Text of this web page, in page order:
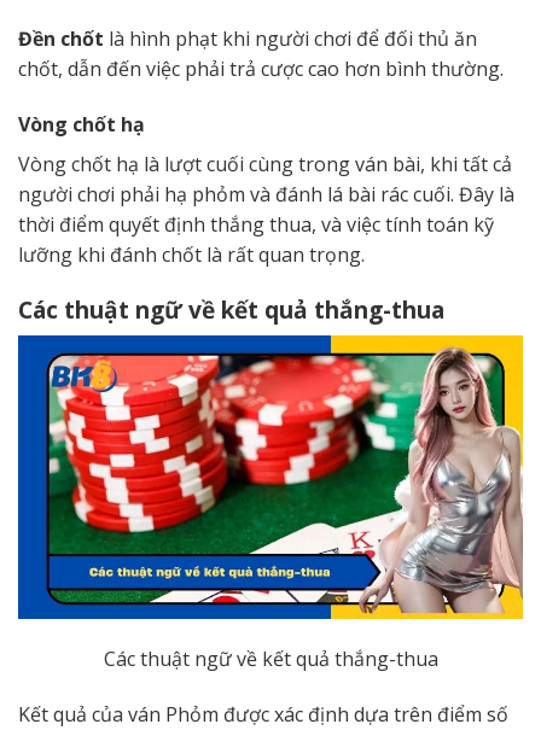
Đền chốt là hình phạt khi người chơi để đối thủ ăn
chốt, dẫn đến việc phải trả cược cao hơn bình thường.
Vòng chốt hạ
Vòng chốt hạ là lượt cuối cùng trong ván bài, khi tất cả
người chơi phải hạ phỏm và đánh lá bài rác cuối. Đây là
thời điểm quyết định thắng thua, và việc tính toán kỹ
lưỡng khi đánh chốt là rất quan trọng.
Các thuật ngữ về kết quả thắng-thua
Các thuật ngữ về kết quả thắng-thua
Kết quả của ván Phỏm được xác định dựa trên điểm số